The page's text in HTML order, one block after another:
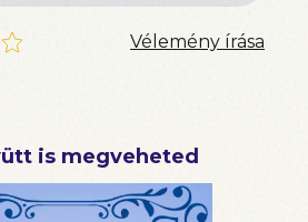
Vélemény írása
is megveheted